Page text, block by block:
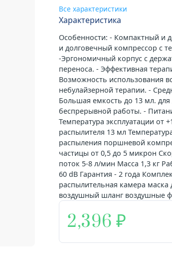
Все характеристики
Характеристика
Особенности: - Компактный и
и долговечный компрессор с
-Эргономичный корпус с
переноса. - Эффективная
Возможность использования
небулайзерной терапии. -
Большая емкость до 13 мл.
беспрерывной работы. -
Температура эксплуатации от
распылителя 13 мл
распыления поршневой
частицы от 0,5 до 5 микрон
поток 5-8 л/мин Масса 1,3 кг
60 dB Гарантия - 2 года
распылительная камера маска
воздушный шланг воздушные
2,396